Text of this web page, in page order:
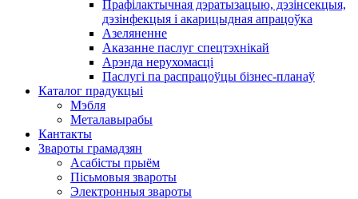
Прафілактычная дэратызацыю, дэзiнсекцыя,
дэзінфекцыя і акарицыдная апрацоўка
Азеляненне
Аказанне паслуг спецтэхнікай
Арэнда нерухомасці
Паслугі па распрацоўцы бізнес-планаў
Каталог прадукцыі
Мэбля
Металавырабы
Кантакты
Звароты грамадзян
Асабісты прыём
Пісьмовыя звароты
Электронныя звароты